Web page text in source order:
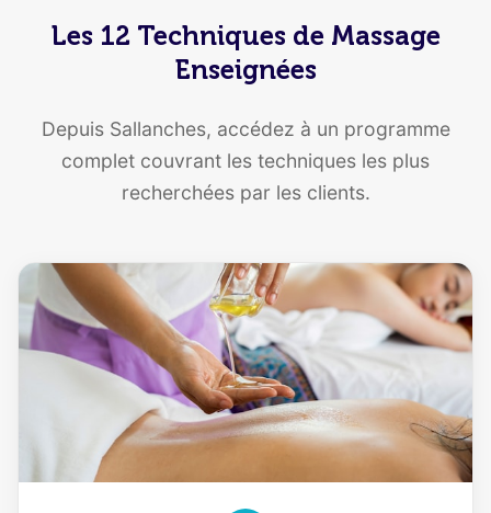
Les 12 Techniques de Massage
Enseignées
Depuis Sallanches, accédez à un programme
complet couvrant les techniques les plus
recherchées par les clients.